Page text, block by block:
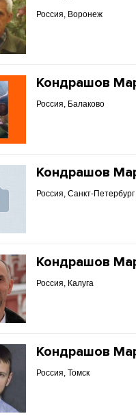
Россия, Воронеж
Кондрашов
Россия, Балаково
Кондрашов
Россия, Санкт-Петербург
Кондрашов
Россия, Калуга
Кондрашов
Россия, Томск